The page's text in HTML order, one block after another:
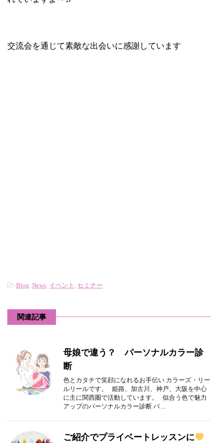
交流会を通じて素敵な出会いに感謝しています
-Blog, News, イベント , セミナー
関連記事
母娘で違う？ パーソナルカラー診
断
色とカタチで笑顔になれるお手伝い カラーズ・リー
ルリールです。 姫路、加古川、神戸、大阪を中心
に主に関西圏で活動しています。 似合う色で魅力
アップのパーソナルカラー診断 バ ...
ご紹介でプライベートレッスンに